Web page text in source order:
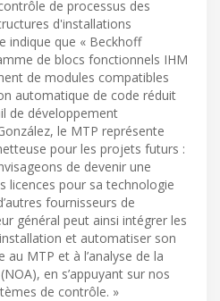
de processus des
d'installations
indique que « Beckhoff
de blocs fonctionnels IHM
de modules compatibles
automatique de code réduit
de développement
le MTP représente
pour les projets futurs :
de devenir une
licences pour sa technologie
fournisseurs de
général peut ainsi intégrer les
et automatiser son
MTP et à l’analyse de la
en s’appuyant sur nos
de contrôle. »